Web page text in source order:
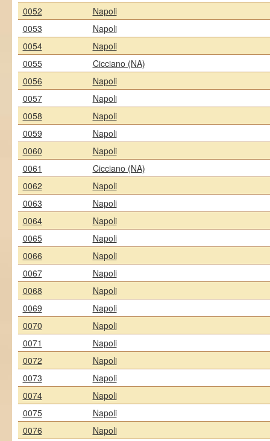
0052
Napoli
0053
Napoli
0054
Napoli
0055
Cicciano (NA)
0056
Napoli
0057
Napoli
0058
Napoli
0059
Napoli
0060
Napoli
0061
Cicciano (NA)
0062
Napoli
0063
Napoli
0064
Napoli
0065
Napoli
0066
Napoli
0067
Napoli
0068
Napoli
0069
Napoli
0070
Napoli
0071
Napoli
0072
Napoli
0073
Napoli
0074
Napoli
0075
Napoli
0076
Napoli